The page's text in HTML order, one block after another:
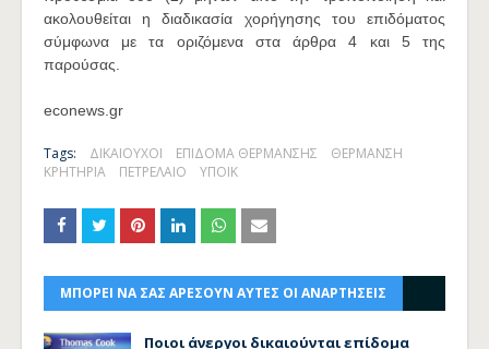
ακολουθείται η διαδικασία χορήγησης του επιδόματος
σύμφωνα με τα οριζόμενα στα άρθρα 4 και 5 της
παρούσας.
econews.gr
Tags: ΔΙΚΑΙΟΥΧΟΙ ΕΠΙΔΟΜΑ ΘΕΡΜΑΝΣΗΣ
ΘΕΡΜΑΝΣΗ
ΚΡΗΤΗΡΙΑ
ΠΕΤΡΕΛΑΙΟ ΥΠΟΙΚ
ΜΠΟΡΕΙ ΝΑ ΣΑΣ ΑΡΕΣΟΥΝ ΑΥΤΕΣ ΟΙ ΑΝΑΡΤΗΣΕΙΣ
Ποιοι άνεργοι δικαιούνται επίδομα